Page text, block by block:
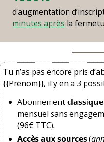
d’augmentation
minutes après la
Tu n’as pas encore pris
{{Prénom}}, il y en a 3
Abonnement classique
mensuel sans
(96€ TTC).
Accès aux sources (